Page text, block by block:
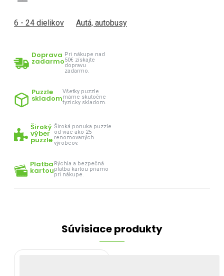
6 - 24 dielikov Autá, autobusy
Doprava
zadarmo
Pri nákupe nad
50€ získajte
dopravu
zadarmo.
Puzzle
skladom
Všetky puzzle
máme skutočne
fyzicky skladom.
Široký
výber
puzzle
Široká ponuka puzzle
od viac ako 25
renomovaných
výrobcov.
Platba
kartou
Rýchla a bezpečná
platba kartou priamo
pri nákupe.
Súvisiace produkty